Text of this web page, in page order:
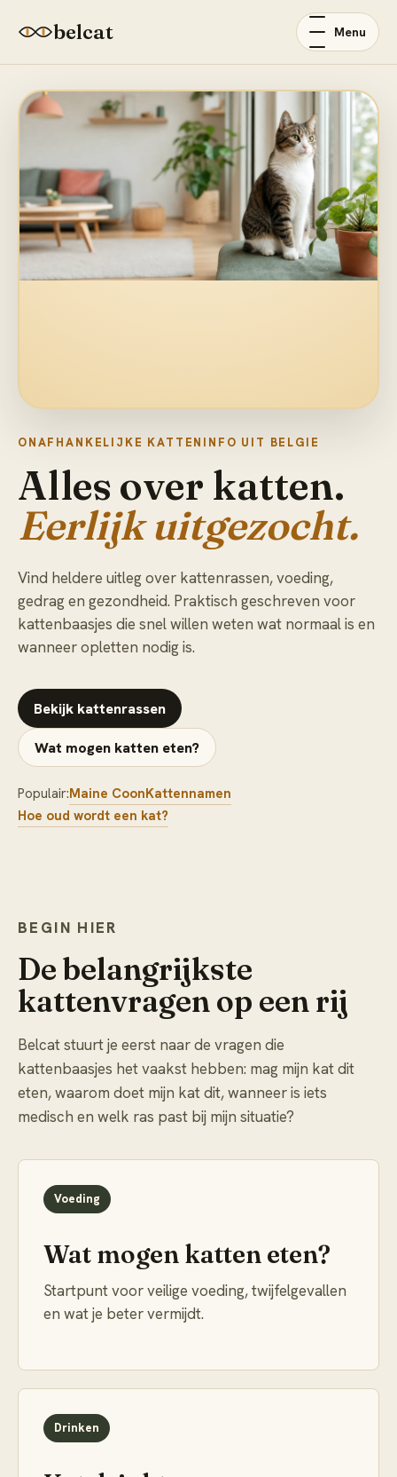
belcat Menu
ONAFHANKELIJKE KATTENINFO UIT BELGIE
Alles over katten.
Eerlijk uitgezocht.
Vind heldere uitleg over kattenrassen, voeding,
gedrag en gezondheid. Praktisch geschreven voor
kattenbaasjes die snel willen weten wat normaal is en
wanneer opletten nodig is.
Bekijk kattenrassen
Wat mogen katten eten?
Populair:Maine CoonKattennamen
Hoe oud wordt een kat?
BEGIN HIER
De belangrijkste
kattenvragen op een rij
Belcat stuurt je eerst naar de vragen die
kattenbaasjes het vaakst hebben: mag mijn kat dit
eten, waarom doet mijn kat dit, wanneer is iets
medisch en welk ras past bij mijn situatie?
Voeding
Wat mogen katten eten?
Startpunt voor veilige voeding, twijfelgevallen
en wat je beter vermijdt.
Drinken